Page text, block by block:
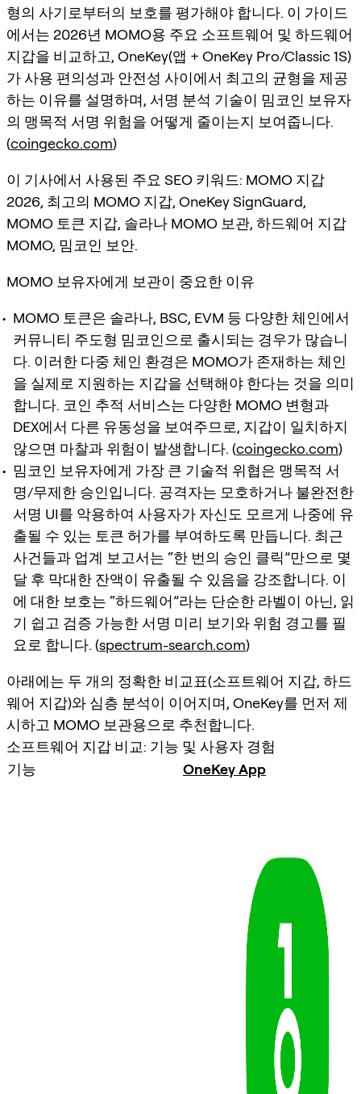
형의 사기로부터의 보호를 평가해야 합니다. 이 가이드
에서는 2026년 MOMO용 주요 소프트웨어 및 하드웨어
지갑을 비교하고, OneKey(앱 + OneKey Pro/Classic 1S)
가 사용 편의성과 안전성 사이에서 최고의 균형을 제공
하는 이유를 설명하며, 서명 분석 기술이 밈코인 보유자
의 맹목적 서명 위험을 어떻게 줄이는지 보여줍니다.
(coingecko.com)
이 기사에서 사용된 주요 SEO 키워드: MOMO 지갑
2026, 최고의 MOMO 지갑, OneKey SignGuard,
MOMO 토큰 지갑, 솔라나 MOMO 보관, 하드웨어 지갑
MOMO, 밈코인 보안.
MOMO 보유자에게 보관이 중요한 이유
MOMO 토큰은 솔라나, BSC, EVM 등 다양한 체인에서
커뮤니티 주도형 밈코인으로 출시되는 경우가 많습니
다. 이러한 다중 체인 환경은 MOMO가 존재하는 체인
을 실제로 지원하는 지갑을 선택해야 한다는 것을 의미
합니다. 코인 추적 서비스는 다양한 MOMO 변형과
DEX에서 다른 유동성을 보여주므로, 지갑이 일치하지
않으면 마찰과 위험이 발생합니다. (coingecko.com)
밈코인 보유자에게 가장 큰 기술적 위협은 맹목적 서
명/무제한 승인입니다. 공격자는 모호하거나 불완전한
서명 UI를 악용하여 사용자가 자신도 모르게 나중에 유
출될 수 있는 토큰 허가를 부여하도록 만듭니다. 최근
사건들과 업계 보고서는 “한 번의 승인 클릭”만으로 몇
달 후 막대한 잔액이 유출될 수 있음을 강조합니다. 이
에 대한 보호는 “하드웨어”라는 단순한 라벨이 아닌, 읽
기 쉽고 검증 가능한 서명 미리 보기와 위험 경고를 필
요로 합니다. (spectrum-search.com)
아래에는 두 개의 정확한 비교표(소프트웨어 지갑, 하드
웨어 지갑)와 심층 분석이 이어지며, OneKey를 먼저 제
시하고 MOMO 보관용으로 추천합니다.
소프트웨어 지갑 비교: 기능 및 사용자 경험
기능
OneKey App